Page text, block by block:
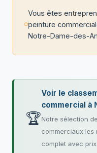
Vous êtes
peinture
Notre-Dame-des-
🏆
Voir le
commercial à
Notre sélection
commerciaux
complet avec